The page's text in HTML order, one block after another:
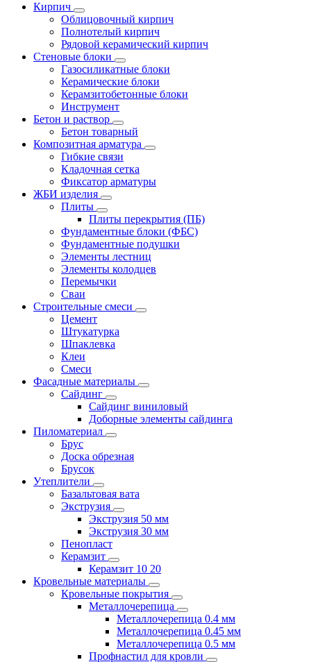
Кирпич
Облицовочный кирпич
Полнотелый кирпич
Рядовой керамический кирпич
Стеновые блоки
Газосиликатные блоки
Керамические блоки
Керамзитобетонные блоки
Инструмент
Бетон и раствор
Бетон товарный
Композитная арматура
Гибкие связи
Кладочная сетка
Фиксатор арматуры
ЖБИ изделия
Плиты
Плиты перекрытия (ПБ)
Фундаментные блоки (ФБС)
Фундаментные подушки
Элементы лестниц
Элементы колодцев
Перемычки
Сваи
Строительные смеси
Цемент
Штукатурка
Шпаклевка
Клеи
Смеси
Фасадные материалы
Сайдинг
Сайдинг виниловый
Доборные элементы сайдинга
Пиломатериал
Брус
Доска обрезная
Брусок
Утеплители
Базальтовая вата
Экструзия
Экструзия 50 мм
Экструзия 30 мм
Пенопласт
Керамзит
Керамзит 10 20
Кровельные материалы
Кровельные покрытия
Металлочерепица
Металлочерепица 0.4 мм
Металлочерепица 0.45 мм
Металлочерепица 0.5 мм
Профнастил для кровли